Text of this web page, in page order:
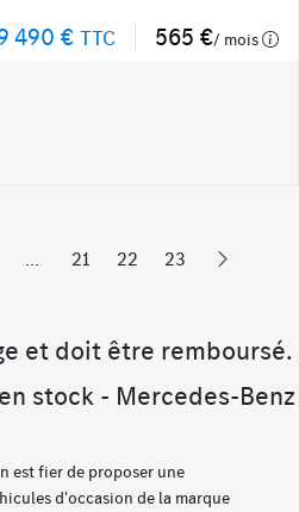
490 € TTC 565 €/ mois
... 21 22 23
et doit être remboursé.
stock - Mercedes-Benz
est fier de proposer une
d'occasion de la marque